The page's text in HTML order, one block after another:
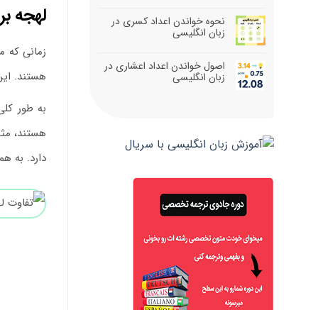
نحوه خواندن اعداد کسری در
زبان انگلیسی
اصول خواندن اعداد اعشاری در
زبان انگلیسی
لهجه
زمانی که
هستند. این یک
به طور
هستند،
دارد. به